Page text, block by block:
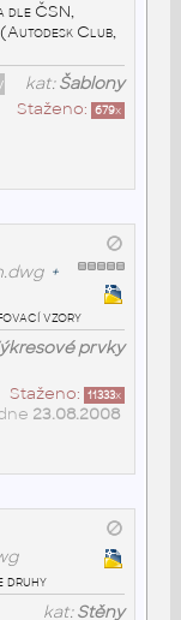
dle ČSN,
Club,
kat:Šablony
Staženo: 679x
+
vzory
prvky
Staženo: 11333x
23.08.2008
druhy
kat:Stěny